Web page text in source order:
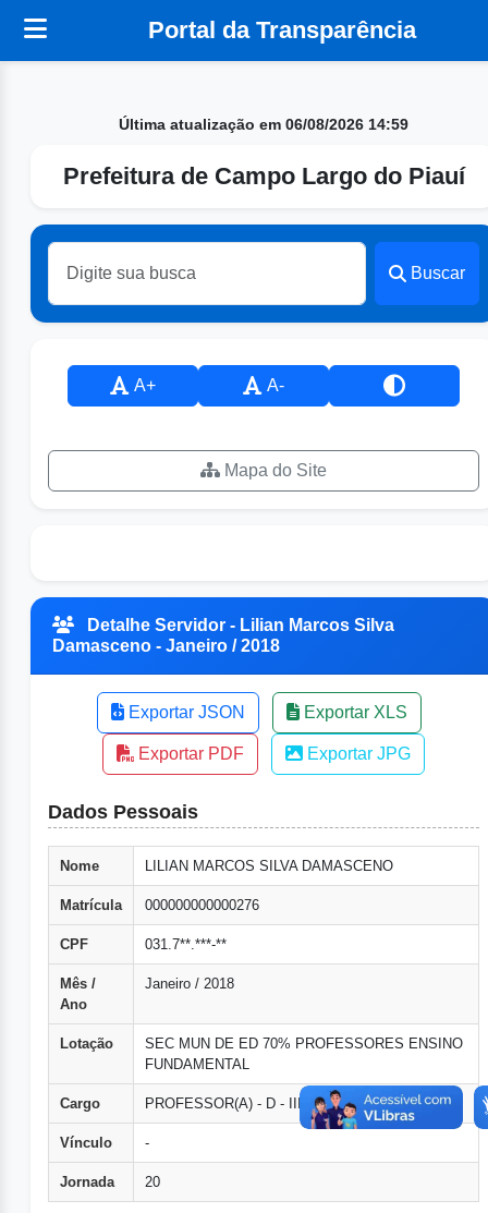
Portal da Transparência
Última atualização em 06/08/2026 14:59
Prefeitura de Campo Largo do Piauí
Buscar
A+ A-
Mapa do Site
Detalhe Servidor - Lilian Marcos Silva
Damasceno - Janeiro / 2018
Exportar JSON Exportar XLS
Exportar PDF Exportar JPG
Dados Pessoais
Nome LILIAN MARCOS SILVA DAMASCENO
Matrícula 000000000000276
CPF 031.7**.***-**
Mês /
Ano
Janeiro / 2018
Lotação
SEC MUN DE ED 70% PROFESSORES ENSINO
FUNDAMENTAL
Cargo PROFESSOR(A) - D - III - 20Hs
Vínculo -
Jornada 20